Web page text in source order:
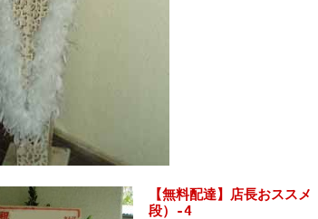
【無料配達】店長おスス
段）-4